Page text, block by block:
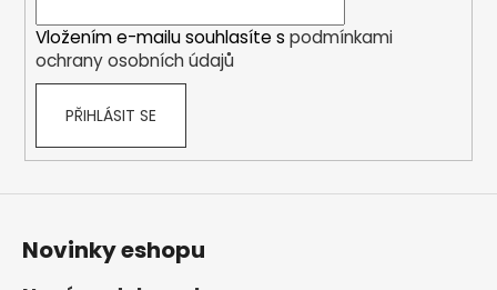
Vložením e-mailu souhlasíte s podmínkami
ochrany osobních údajů
PŘIHLÁSIT SE
Novinky eshopu